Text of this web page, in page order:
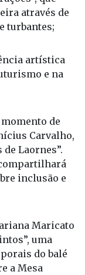
através de
turbantes;
artística
e na
de
Carvalho,
Laornes”.
inclusão e
Maricato
uma
do balé
a Mesa